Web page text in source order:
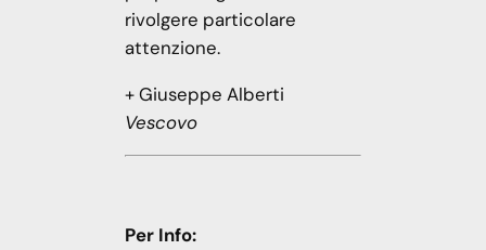
rivolgere particolare
attenzione.
+ Giuseppe Alberti
Vescovo
Per Info: